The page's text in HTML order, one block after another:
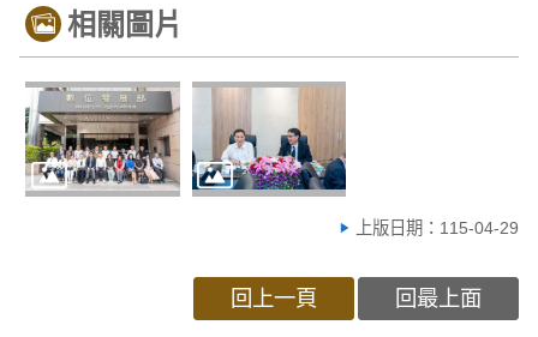
相關圖片
上版日期：115-04-29
回上一頁 回最上面